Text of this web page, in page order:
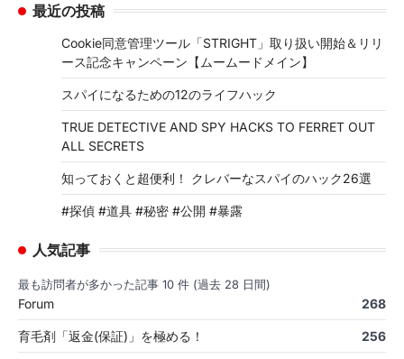
最近の投稿
Cookie同意管理ツール「STRIGHT」取り扱い開始＆リリ
ース記念キャンペーン【ムームードメイン】
スパイになるための12のライフハック
TRUE DETECTIVE AND SPY HACKS TO FERRET OUT
ALL SECRETS
知っておくと超便利！ クレバーなスパイのハック26選
#探偵 #道具 #秘密 #公開 #暴露
人気記事
最も訪問者が多かった記事 10 件 (過去 28 日間)
Forum 268
育毛剤「返金(保証)」を極める！ 256